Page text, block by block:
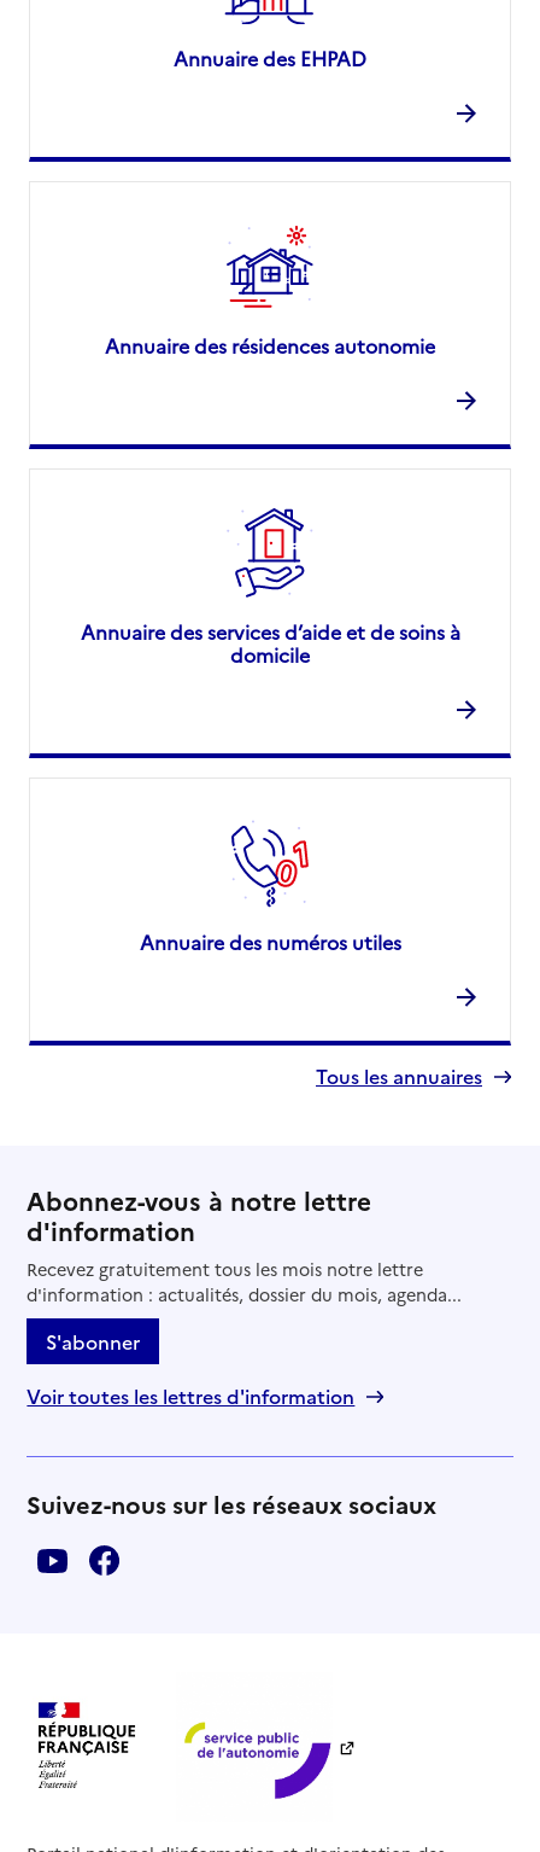
Annuaire des EHPAD
Annuaire des résidences autonomie
Annuaire des services d’aide et de soins à
domicile
Annuaire des numéros utiles
Tous les annuaires
Abonnez-vous à notre lettre
d'information
Recevez gratuitement tous les mois notre lettre
d'information : actualités, dossier du mois, agenda...
S'abonner
Voir toutes les lettres d'information
Suivez-nous sur les réseaux sociaux